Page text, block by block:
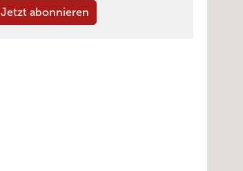
Jetzt abonnieren